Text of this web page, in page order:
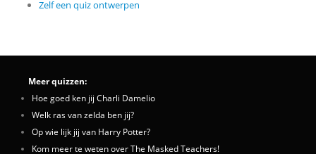
Zelf een quiz ontwerpen
Meer quizzen:
Hoe goed ken jij Charli Damelio
Welk ras van zelda ben jij?
Op wie lijk jij van Harry Potter?
Kom meer te weten over The Masked Teachers!